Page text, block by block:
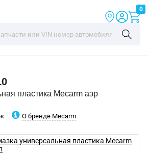
0
пластика Mecarm аэр
О бренде Mecarm